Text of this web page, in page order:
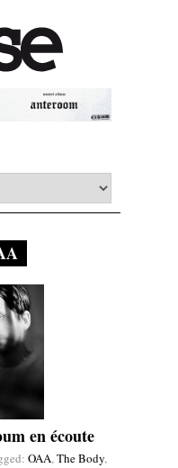
en écoute
OAA,The Body,